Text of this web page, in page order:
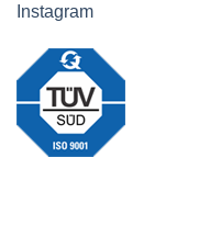
Instagram